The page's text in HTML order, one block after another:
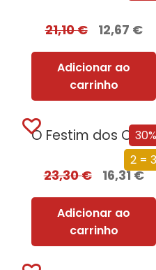
21,10€ 12,67 €
Adicionar ao
carrinho
30%
2 = 3
O Festim dos Corvos (Edição especial limitada)
23,30€ 16,31€
Adicionar ao
carrinho